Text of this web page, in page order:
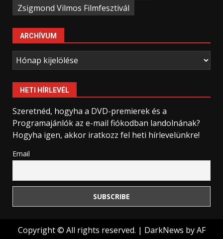
Zsigmond Vilmos Filmfesztivál
ARCHÍVUM
Archívum
HETI HÍRLEVÉL
Szeretnéd, hogyha a DVD-premierek és a
Programajánlók az e-mail fiókodban landolnának?
Hogyha igen, akkor iratkozz fel heti hírlevelünkre!
Email
Copyright © All rights reserved. | DarkNews by AF